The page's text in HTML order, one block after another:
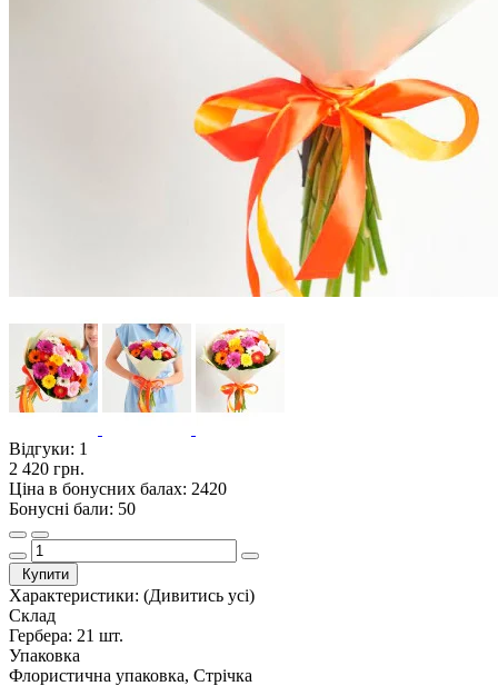
Відгуки: 1
2 420 грн.
Ціна в бонусних балах: 2420
Бонусні бали: 50
Купити
Характеристики: (Дивитись усі)
Склад
Гербера: 21 шт.
Упаковка
Флористична упаковка, Стрічка